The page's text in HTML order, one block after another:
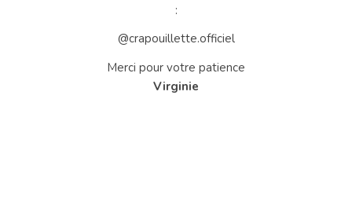
:
@crapouillette.officiel
Merci pour votre patience
Virginie